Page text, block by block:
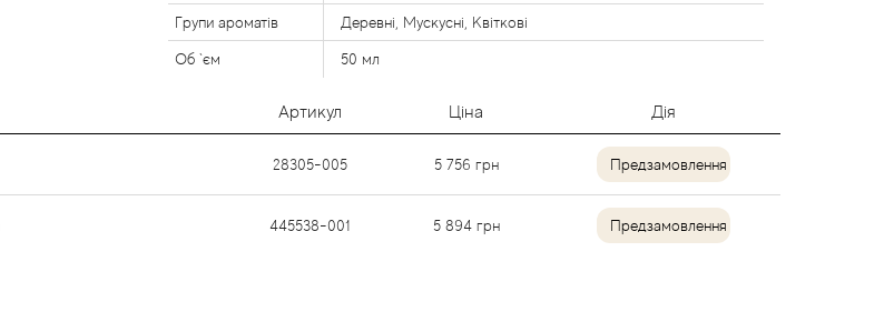
Групи ароматів Деревні, Мускусні, Квіткові
Об `єм 50 мл
Артикул Ціна Дія
28305-005 5 756 грн Предзамовлення
445538-001 5 894 грн Предзамовлення